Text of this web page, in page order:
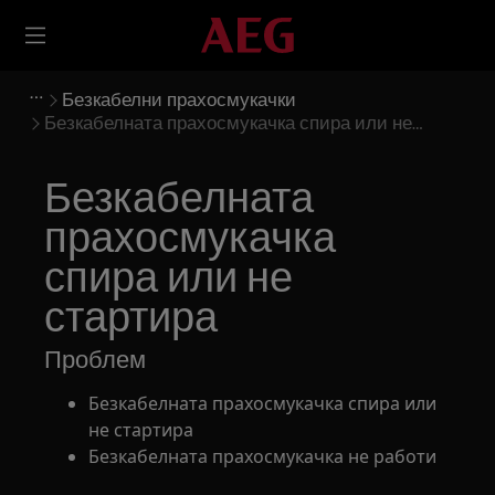
Безкабелни прахосмукачки
Безкабелната прахосмукачка спира или не
Безкабелната
прахосмукачка
спира или не
стартира
Проблем
Безкабелната прахосмукачка спира или
не стартира
Безкабелната прахосмукачка не работи